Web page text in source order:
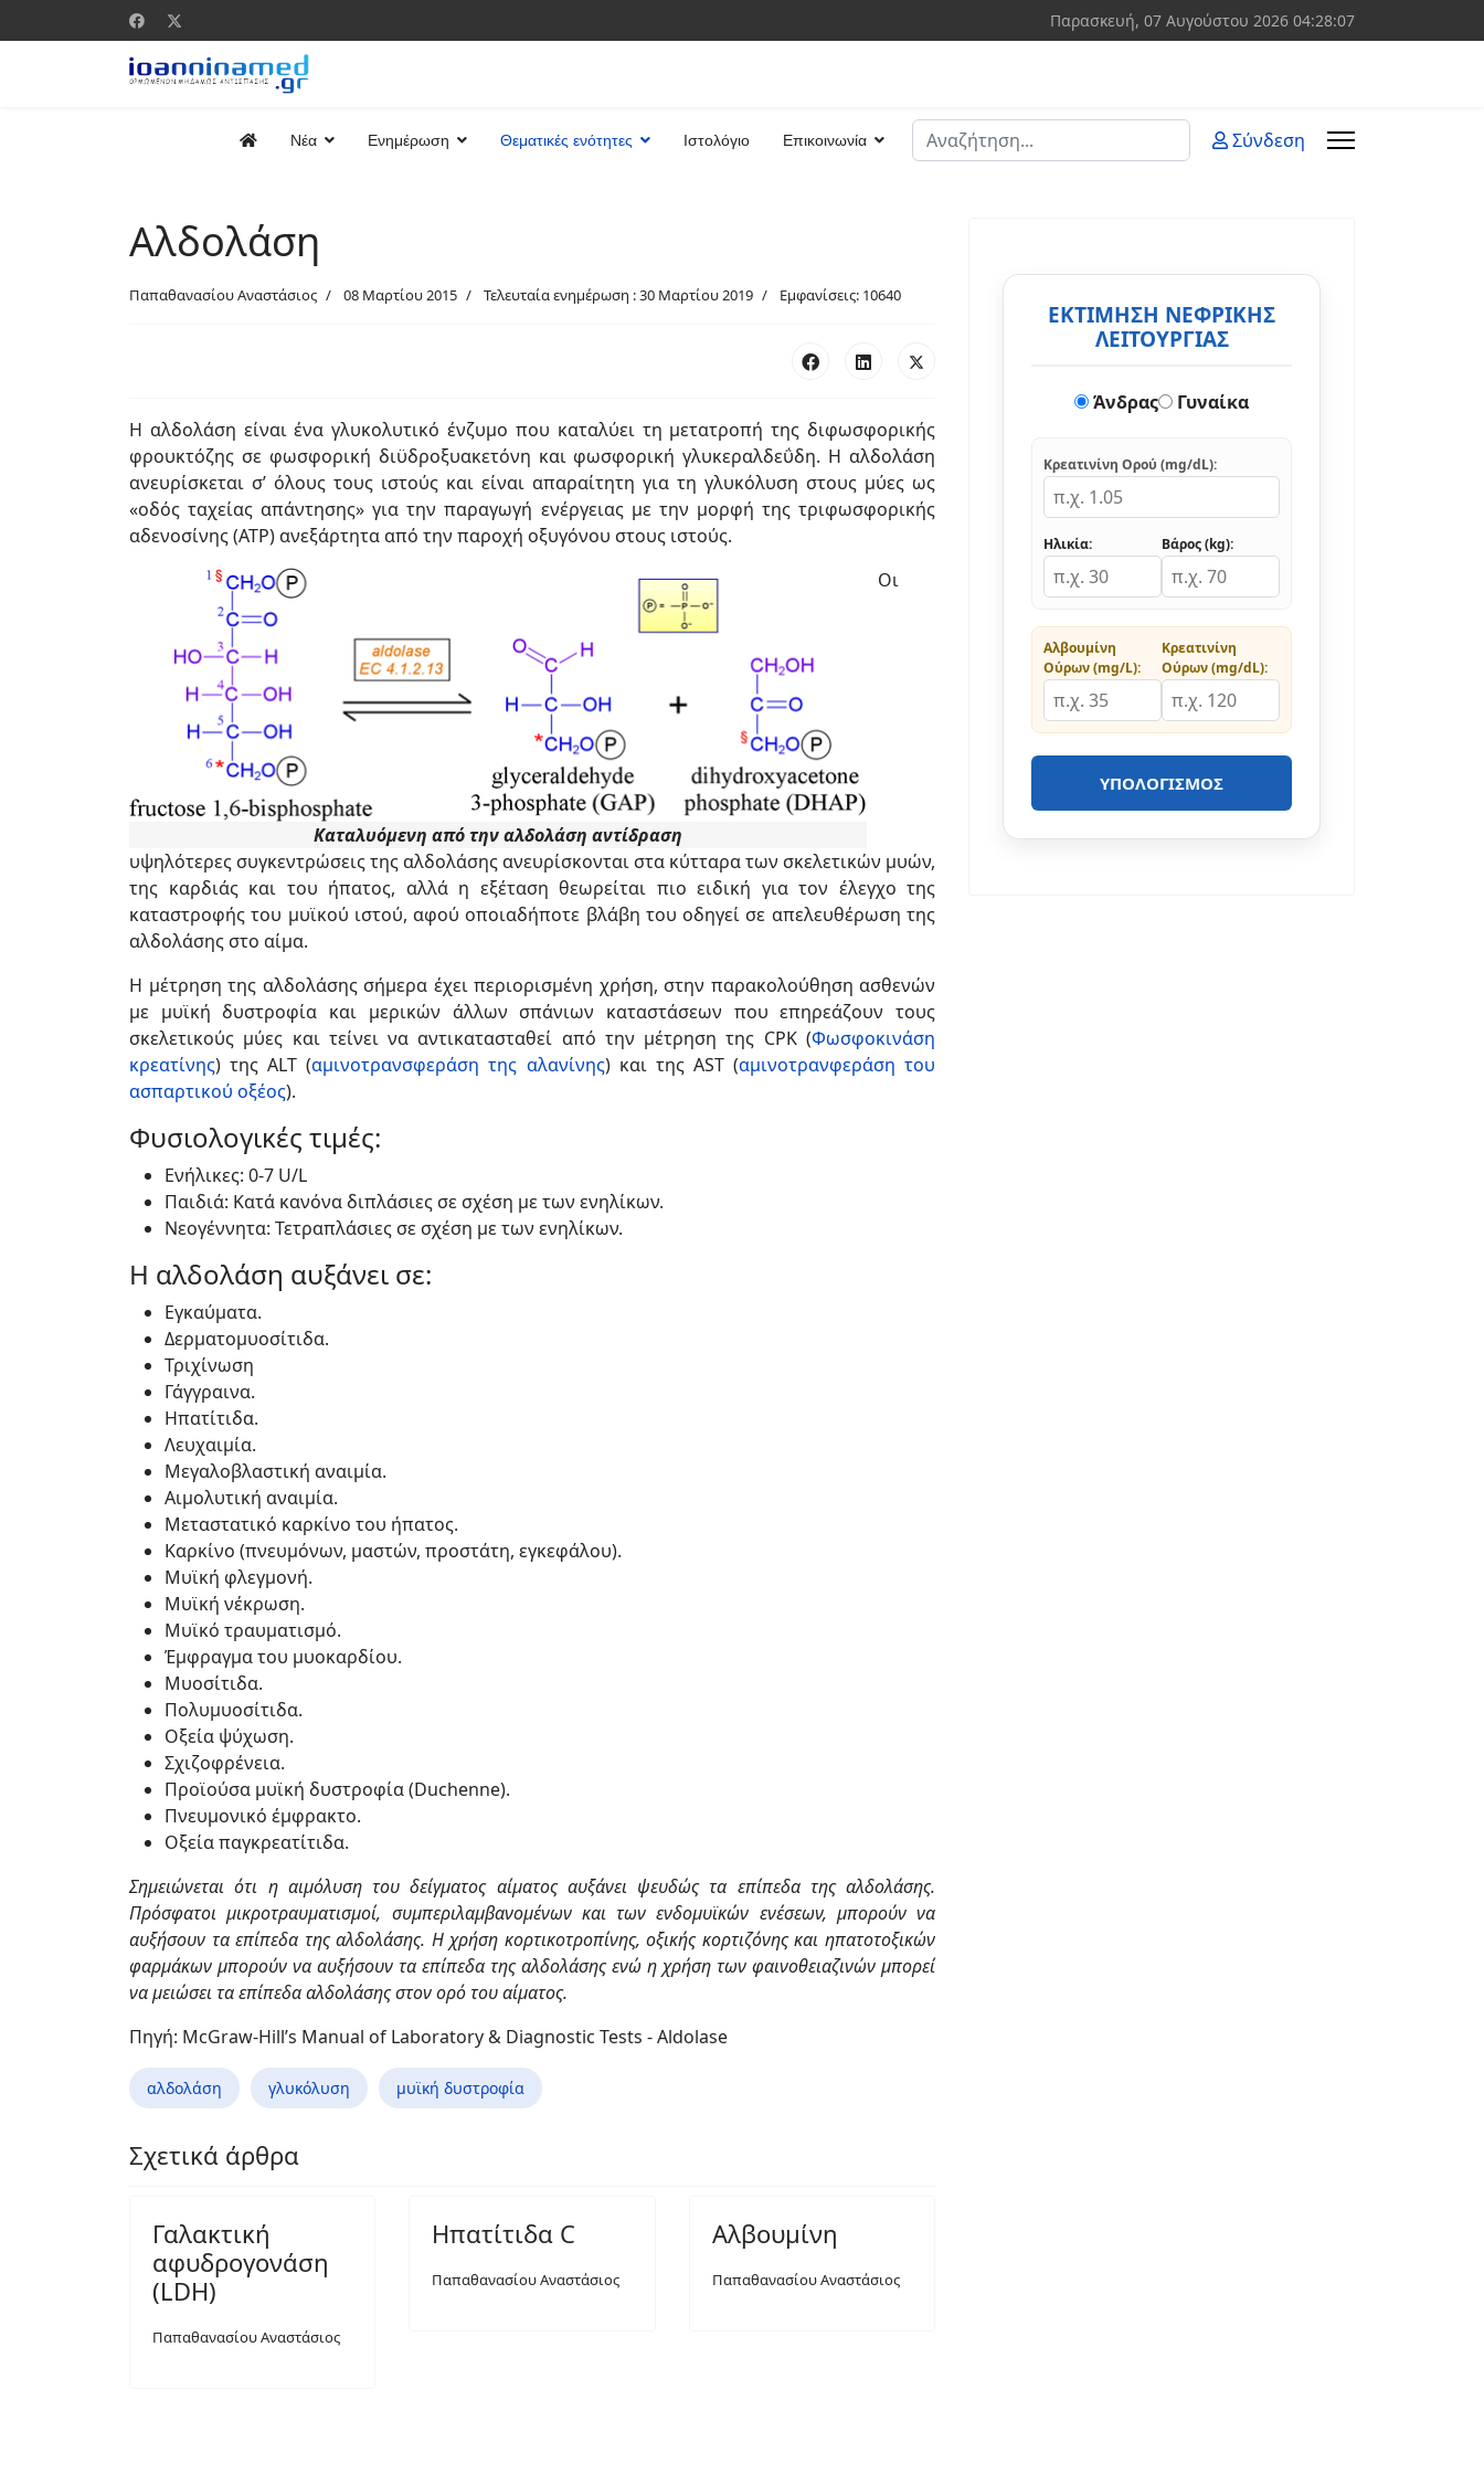
Παρασκευή, 07 Αυγούστου 2026 04:28:08
Νέα Ενημέρωση Θεματικές ενότητες Ιστολόγιο Επικοινωνία
Αναζήτηση
Σύνδεση
Αλδολάση
Παπαθανασίου Αναστάσιος 08 Μαρτίου 2015 Τελευταία ενημέρωση : 30 Μαρτίου 2019 Εμφανίσεις: 10640
Η αλδολάση είναι ένα γλυκολυτικό ένζυμο που καταλύει τη μετατροπή της διφωσφορικής
φρουκτόζης σε φωσφορική διϋδροξυακετόνη και φωσφορική γλυκεραλδεΰδη. Η αλδολάση
ανευρίσκεται σ’ όλους τους ιστούς και είναι απαραίτητη για τη γλυκόλυση στους μύες ως
«οδός ταχείας απάντησης» για την παραγωγή ενέργειας με την μορφή της τριφωσφορικής
αδενοσίνης (ΑΤΡ) ανεξάρτητα από την παροχή οξυγόνου στους ιστούς.
Καταλυόμενη από την αλδολάση αντίδραση
Οι
υψηλότερες συγκεντρώσεις της αλδολάσης ανευρίσκονται στα κύτταρα των σκελετικών μυών,
της καρδιάς και του ήπατος, αλλά η εξέταση θεωρείται πιο ειδική για τον έλεγχο της
καταστροφής του μυϊκού ιστού, αφού οποιαδήποτε βλάβη του οδηγεί σε απελευθέρωση της
αλδολάσης στο αίμα.
Η μέτρηση της αλδολάσης σήμερα έχει περιορισμένη χρήση, στην παρακολούθηση ασθενών
με μυϊκή δυστροφία και μερικών άλλων σπάνιων καταστάσεων που επηρεάζουν τους
σκελετικούς μύες και τείνει να αντικατασταθεί από την μέτρηση της CPK (Φωσφοκινάση
κρεατίνης) της ALT (αμινοτρανσφεράση της αλανίνης) και της AST (αμινοτρανφεράση του
ασπαρτικού οξέος).
Φυσιολογικές τιμές:
Ενήλικες: 0-7 U/L
Παιδιά: Κατά κανόνα διπλάσιες σε σχέση με των ενηλίκων.
Νεογέννητα: Τετραπλάσιες σε σχέση με των ενηλίκων.
Η αλδολάση αυξάνει σε:
Εγκαύματα.
Δερματομυοσίτιδα.
Τριχίνωση
Γάγγραινα.
Ηπατίτιδα.
Λευχαιμία.
Μεγαλοβλαστική αναιμία.
Αιμολυτική αναιμία.
Μεταστατικό καρκίνο του ήπατος.
Καρκίνο (πνευμόνων, μαστών, προστάτη, εγκεφάλου).
Μυϊκή φλεγμονή.
Μυϊκή νέκρωση.
Μυϊκό τραυματισμό.
Έμφραγμα του μυοκαρδίου.
Μυοσίτιδα.
Πολυμυοσίτιδα.
Οξεία ψύχωση.
Σχιζοφρένεια.
Προϊούσα μυϊκή δυστροφία (Duchenne).
Πνευμονικό έμφρακτο.
Οξεία παγκρεατίτιδα.
Σημειώνεται ότι η αιμόλυση του δείγματος αίματος αυξάνει ψευδώς τα επίπεδα της αλδολάσης.
Πρόσφατοι μικροτραυματισμοί, συμπεριλαμβανομένων και των ενδομυϊκών ενέσεων, μπορούν να
αυξήσουν τα επίπεδα της αλδολάσης. Η χρήση κορτικοτροπίνης, οξικής κορτιζόνης και ηπατοτοξικών
φαρμάκων μπορούν να αυξήσουν τα επίπεδα της αλδολάσης ενώ η χρήση των φαινοθειαζινών μπορεί
να μειώσει τα επίπεδα αλδολάσης στον ορό του αίματος.
Πηγή: McGraw-Hill’s Manual of Laboratory & Diagnostic Tests - Aldolase
αλδολάση γλυκόλυση μυϊκή δυστροφία
Σχετικά άρθρα
Γαλακτική
αφυδρογονάση
(LDH)
Παπαθανασίου Αναστάσιος
Ηπατίτιδα C
Παπαθανασίου Αναστάσιος
Αλβουμίνη
Παπαθανασίου Αναστάσιος
ΕΚΤΙΜΗΣΗ ΝΕΦΡΙΚΗΣ
ΛΕΙΤΟΥΡΓΙΑΣ
Άνδρας Γυναίκα
Κρεατινίνη Ορού (mg/dL):
Ηλικία: Βάρος (kg):
Αλβουμίνη
Ούρων (mg/L):
Κρεατινίνη
Ούρων (mg/dL):
ΥΠΟΛΟΓΙΣΜΌΣ